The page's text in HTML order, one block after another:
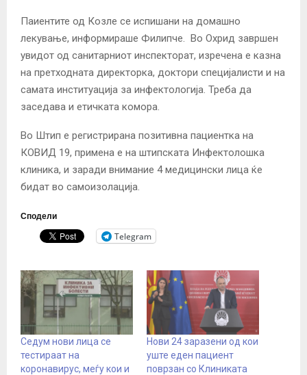
Паиентите од Козле се испишани на домашно
лекување, информираше Филипче. Во Охрид завршен
увидот од санитарниот инспекторат, изречена е казна
на претходната директорка, доктори специјалисти и на
самата институација за инфектологија. Треба да
заседава и етичката комора.
Во Штип е регистрирана позитивна пациентка на
КОВИД 19, примена е на штипската Инфектолошка
клиника, и заради внимание 4 медицински лица ќе
бидат во самоизолација.
Сподели
Telegram
Седум нови лица се
тестираат на
коронавирус, меѓу кои и
Нови 24 заразени од кои
уште еден пациент
поврзан со Клиниката